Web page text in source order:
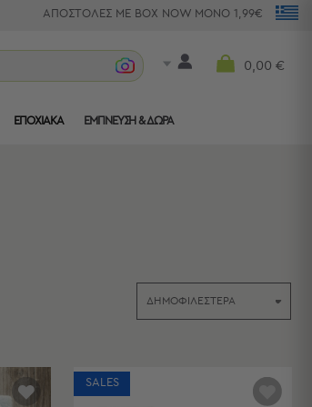
ΑΠΟΣΤΟΛΕΣ ΜΕ BOX NOW ΜΟΝΟ 1,99€
0,00 €
ΕΠΟΧΙΑΚΑ ΈΜΠΝΕΥΣΗ & ΔΏΡΑ
SALES